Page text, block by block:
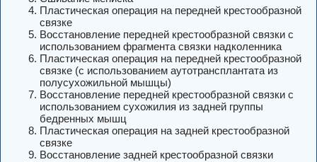
Пластическая операция на передней крестообразной
связке
Восстановление передней крестообразной связки с
использованием фрагмента связки надколенника
Пластическая операция на передней крестообразной
связке (с использованием аутотрансплантата из
полусухожильной мышцы)
Восстановление передней крестообразной связки с
использованием сухожилия из задней группы
бедренных мышц
Пластическая операция на задней крестообразной
связке
Восстановление задней крестообразной связки